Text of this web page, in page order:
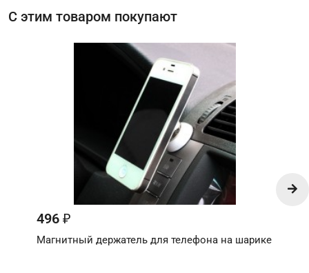
С этим товаром покупают
496 ₽
Магнитный держатель для телефона на шарике